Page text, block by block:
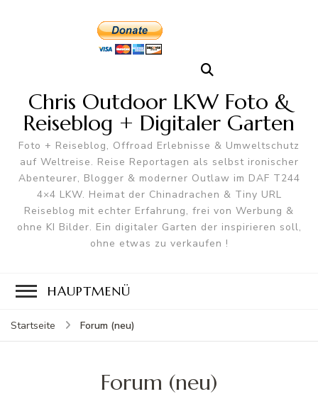
Chris Outdoor LKW Foto &
Reiseblog + Digitaler Garten
Foto + Reiseblog, Offroad Erlebnisse & Umweltschutz
auf Weltreise. Reise Reportagen als selbst ironischer
Abenteurer, Blogger & moderner Outlaw im DAF T244
4×4 LKW. Heimat der Chinadrachen & Tiny URL
Reiseblog mit echter Erfahrung, frei von Werbung &
ohne KI Bilder. Ein digitaler Garten der inspirieren soll,
ohne etwas zu verkaufen !
HAUPTMENÜ
Startseite Forum (neu)
Forum (neu)